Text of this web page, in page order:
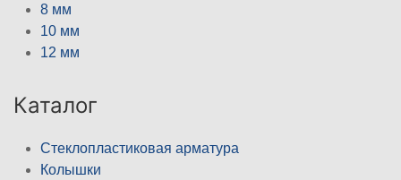
8 мм
10 мм
12 мм
Каталог
Стеклопластиковая арматура
Колышки